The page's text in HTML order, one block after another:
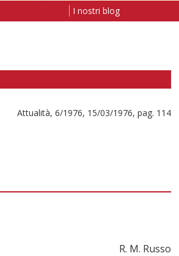
I nostri blog
Attualità, 6/1976, 15/03/1976, pag. 114
R. M. Russo